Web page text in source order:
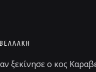
ξεκίνησε ο κος